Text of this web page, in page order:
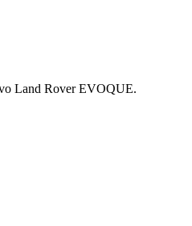
Land Rover EVOQUE.